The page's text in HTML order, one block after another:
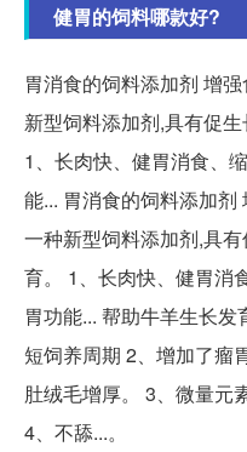
健胃的饲料哪款好?
胃消食的饲料添加剂 增
新型饲料添加剂,具有促生
1、长肉快、健胃消食、
能... 胃消食的饲料添加剂
一种新型饲料添加剂,具
育。 1、长肉快、健胃消
胃功能... 帮助牛羊生长
短饲养周期 2、增加了瘤
肚绒毛增厚。 3、微量元
4、不舔...。